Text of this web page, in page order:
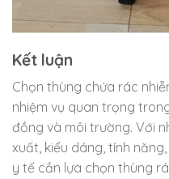
Kết luận
Chọn thùng chứa rác
nhiệm vụ quan trọng
đồng và môi trường. Với
xuất, kiểu dáng, tính
y tế cần lựa chọn thùng